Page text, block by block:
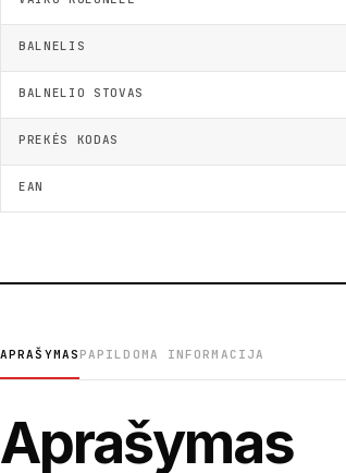
BALNELIS
BALNELIO STOVAS
PREKĖS KODAS
EAN
APRAŠYMAS PAPILDOMA INFORMACIJA
Aprašymas